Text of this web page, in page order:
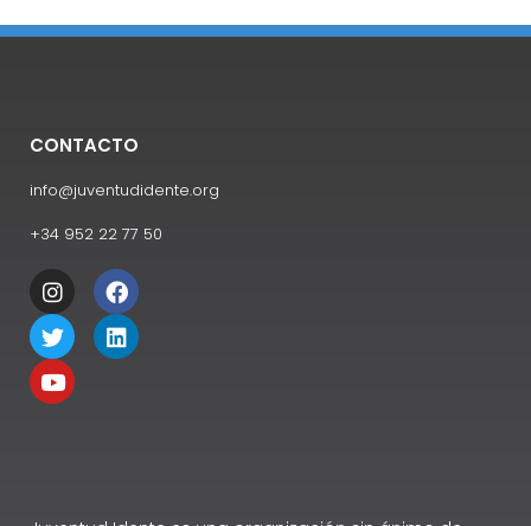
CONTACTO
info@juventudidente.org
+34 952 22 77 50